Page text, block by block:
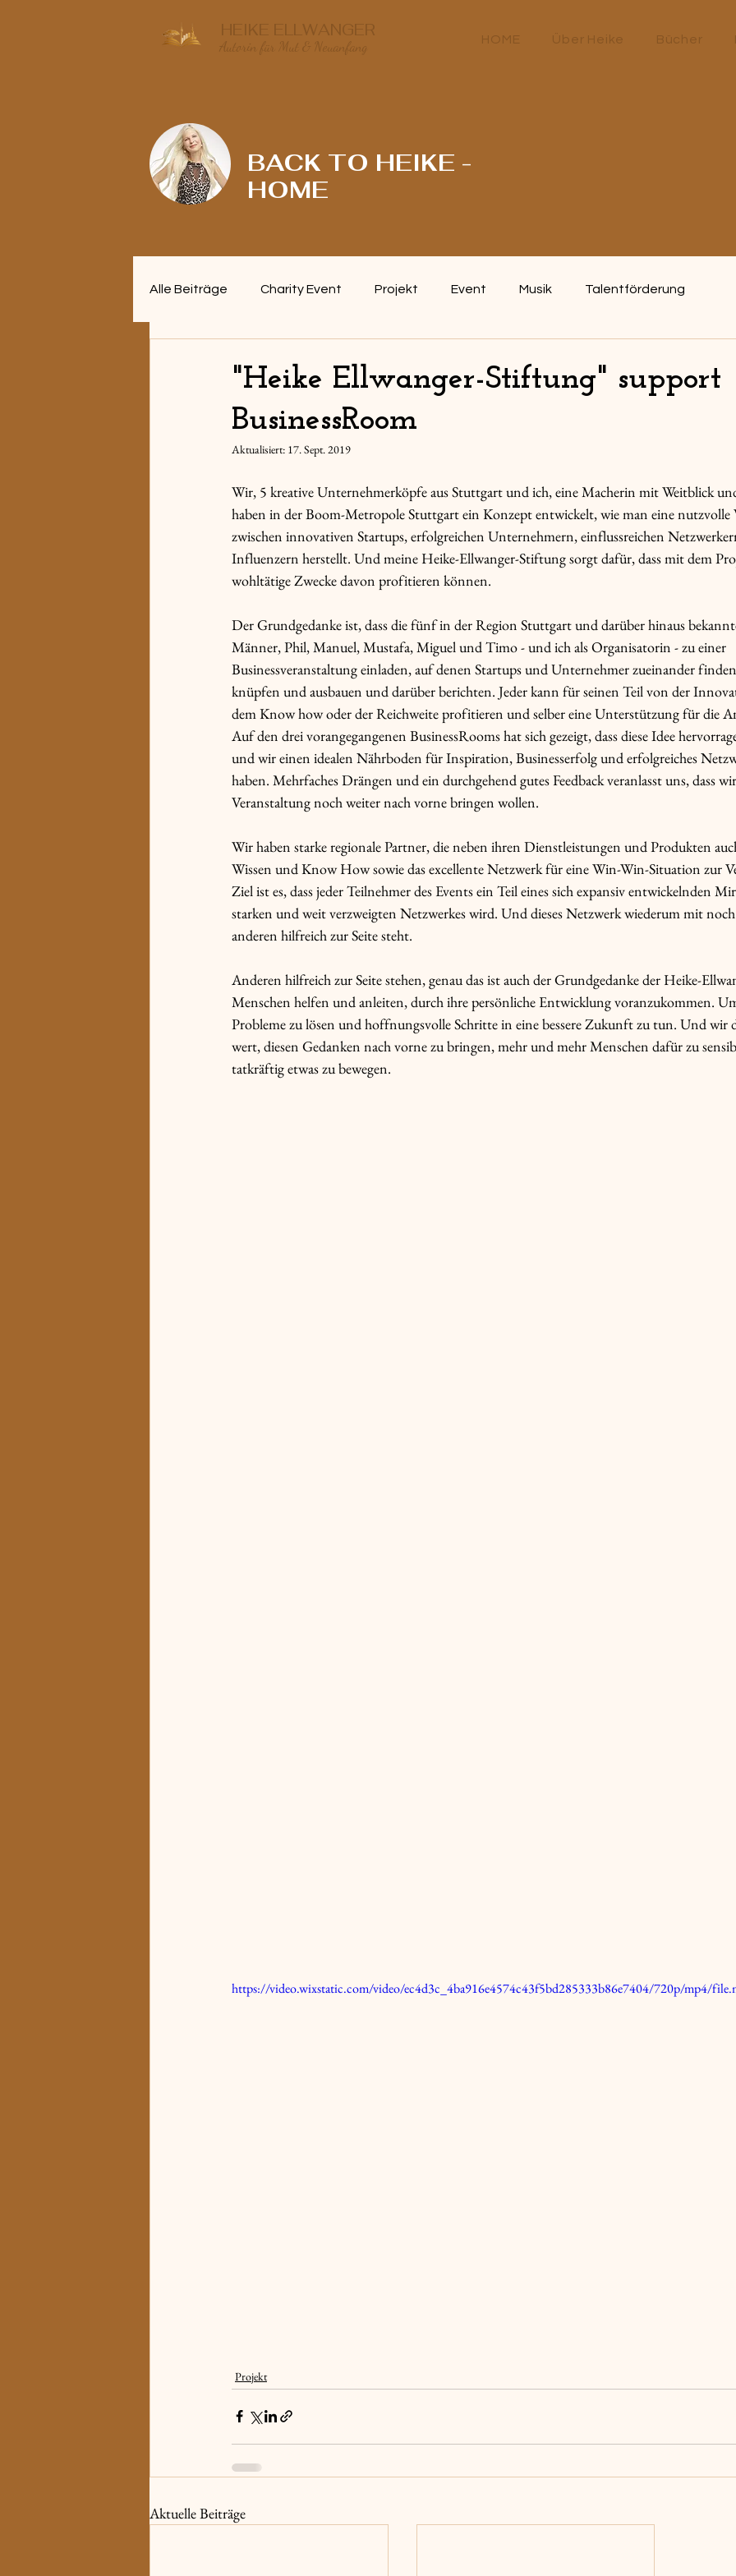
HEIKE ELLWANGER
Autorin für Mut & Neuanfang HOME Über Heike Bücher
BACK TO HEIKE -
HOME
Alle Beiträge Charity Event Projekt Event Musik Talentförderung
"Heike Ellwanger-Stiftung" support
BusinessRoom
Aktualisiert: 17. Sept. 2019
Wir, 5 kreative Unternehmerköpfe aus Stuttgart und ich, eine Macherin mit Weitblick
haben in der Boom-Metropole Stuttgart ein Konzept entwickelt, wie man eine
zwischen innovativen Startups, erfolgreichen Unternehmern, einflussreichen
Influenzern herstellt. Und meine Heike-Ellwanger-Stiftung sorgt dafür, dass mit dem
wohltätige Zwecke davon profitieren können.
Der Grundgedanke ist, dass die fünf in der Region Stuttgart und darüber hinaus
Männer, Phil, Manuel, Mustafa, Miguel und Timo - und ich als Organisatorin - zu einer
Businessveranstaltung einladen, auf denen Startups und Unternehmer zueinander
knüpfen und ausbauen und darüber berichten. Jeder kann für seinen Teil von der
dem Know how oder der Reichweite profitieren und selber eine Unterstützung für die
Auf den drei vorangegangenen BusinessRooms hat sich gezeigt, dass diese Idee
und wir einen idealen Nährboden für Inspiration, Businesserfolg und erfolgreiches
haben. Mehrfaches Drängen und ein durchgehend gutes Feedback veranlasst uns, dass
Veranstaltung noch weiter nach vorne bringen wollen.
Wir haben starke regionale Partner, die neben ihren Dienstleistungen und Produkten
Wissen und Know How sowie das excellente Netzwerk für eine Win-Win-Situation zur
Ziel ist es, dass jeder Teilnehmer des Events ein Teil eines sich expansiv entwickelnden
starken und weit verzweigten Netzwerkes wird. Und dieses Netzwerk wiederum mit
anderen hilfreich zur Seite steht.
Anderen hilfreich zur Seite stehen, genau das ist auch der Grundgedanke der Heike-
Menschen helfen und anleiten, durch ihre persönliche Entwicklung voranzukommen.
Probleme zu lösen und hoffnungsvolle Schritte in eine bessere Zukunft zu tun. Und wir
wert, diesen Gedanken nach vorne zu bringen, mehr und mehr Menschen dafür zu
tatkräftig etwas zu bewegen.
https://video.wixstatic.com/video/ec4d3c_4ba916e4574c43f5bd285333b86e7404/720p/mp4/
Projekt
Aktuelle Beiträge